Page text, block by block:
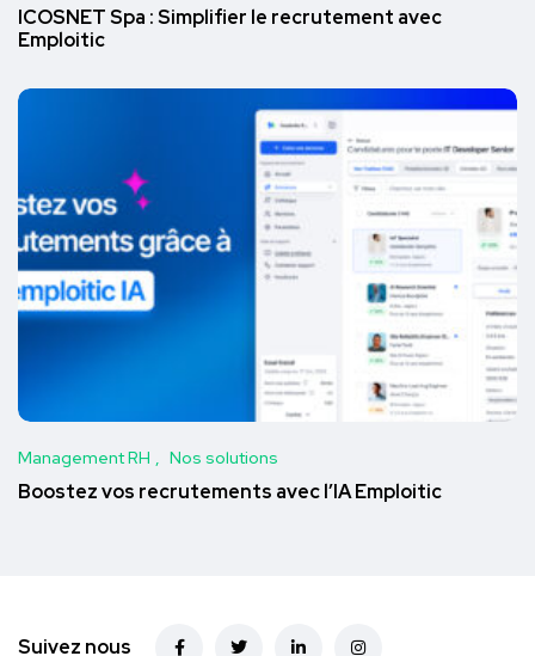
ICOSNET Spa : Simplifier le recrutement avec
Emploitic
Management RH Nos solutions
Boostez vos recrutements avec l’IA Emploitic
Suivez nous